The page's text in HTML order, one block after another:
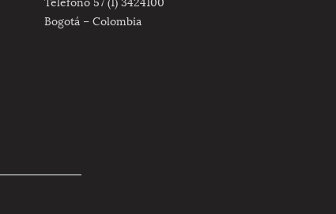
Bogotá – Colombia